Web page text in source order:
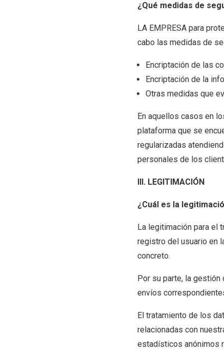
¿Qué medidas de
LA EMPRESA para
cabo las medidas de
Encriptación de las
Encriptación de la
Otras medidas que
En aquellos casos en
plataforma que se
regularizadas
personales de los
III. LEGITIMACIÓN
¿Cuál es la
La legitimación para el
registro del usuario en
concreto.
Por su parte, la
envíos
El tratamiento de los
relacionadas con
estadísticos anónimos